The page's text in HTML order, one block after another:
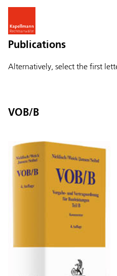
Publications
Alternatively, select the first
VOB/B